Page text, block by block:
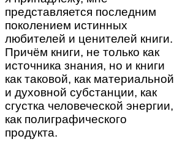
представляется последним
поколением истинных
любителей и ценителей книги.
Причём книги, не только как
источника знания, но и книги
как таковой, как материальной
и духовной субстанции, как
сгустка человеческой энергии,
как полиграфического
продукта.